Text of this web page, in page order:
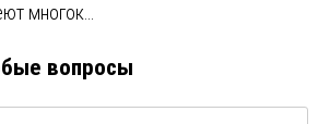
многок…
вопросы